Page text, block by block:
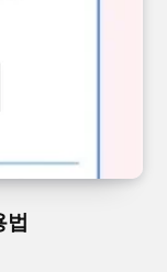
법